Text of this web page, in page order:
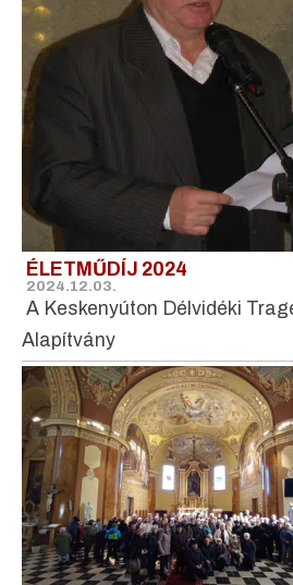
ÉLETMŰDÍJ 2024
2024.12.03.
A Keskenyúton Délvidéki
Alapítvány